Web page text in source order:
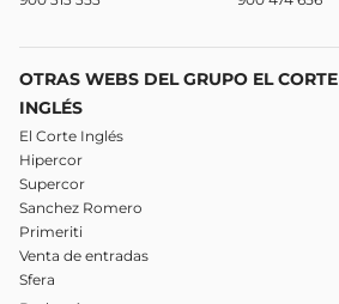
OTRAS WEBS DEL GRUPO EL CORTE
INGLÉS
El Corte Inglés
Hipercor
Supercor
Sanchez Romero
Primeriti
Venta de entradas
Sfera